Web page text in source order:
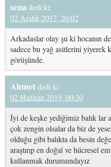
sena dedi ki:
02 Aralık 2017, 20:02
Arkadaslar olay şu ki hocanın
sadece bu yağ asitlerini yiyerek
görüşünde.
Ahmetdedi ki:
02 Haziran 2019, 00:30
İyi de keşke yediğimiz balık lar
çok zengin olsalar da biz de
olduğu gibi balıkta da besin
araştırıp en doğal ve hücresel
kullanmak durumundayız